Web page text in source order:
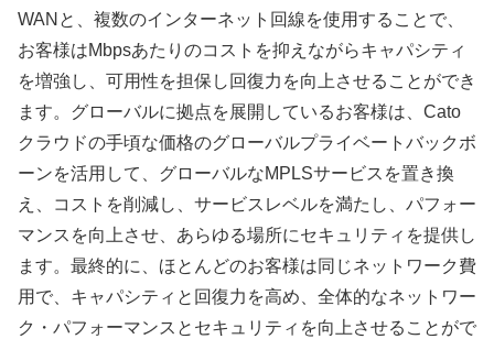
WANと、複数のインターネット回線を使用することで、
お客様はMbpsあたりのコストを抑えながらキャパシティ
を増強し、可用性を担保し回復力を向上させることができ
ます。グローバルに拠点を展開しているお客様は、Cato
クラウドの手頃な価格のグローバルプライベートバックボ
ーンを活用して、グローバルなMPLSサービスを置き換
え、コストを削減し、サービスレベルを満たし、パフォー
マンスを向上させ、あらゆる場所にセキュリティを提供し
ます。最終的に、ほとんどのお客様は同じネットワーク費
用で、キャパシティと回復力を高め、全体的なネットワー
ク・パフォーマンスとセキュリティを向上させることがで